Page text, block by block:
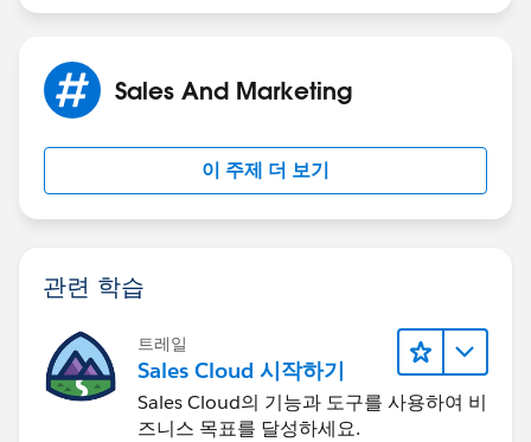
Sales And Marketing
이 주제 더 보기
관련 학습
트레일
Sales Cloud 시작하기
Sales Cloud의 기능과 도구를 사용하여 비
즈니스 목표를 달성하세요.